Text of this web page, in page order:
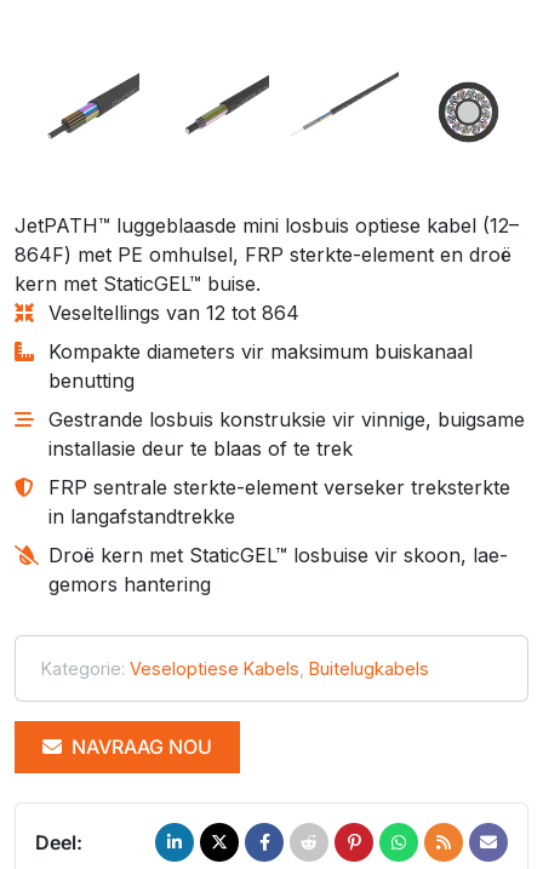
JetPATH™ luggeblaasde mini losbuis optiese kabel (12–
864F) met PE omhulsel, FRP sterkte-element en droë
kern met StaticGEL™ buise.
Veseltellings van 12 tot 864
Kompakte diameters vir maksimum buiskanaal
benutting
Gestrande losbuis konstruksie vir vinnige, buigsame
installasie deur te blaas of te trek
FRP sentrale sterkte-element verseker treksterkte
in langafstandtrekke
Droë kern met StaticGEL™ losbuise vir skoon, lae-
gemors hantering
Kategorie: Veseloptiese Kabels Buitelugkabels
NAVRAAG NOU
Deel: